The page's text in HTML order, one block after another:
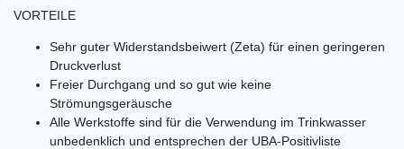
VORTEILE
Sehr guter Widerstandsbeiwert (Zeta) für einen geringeren
Druckverlust
Freier Durchgang und so gut wie keine
Strömungsgeräusche
Alle Werkstoffe sind für die Verwendung im Trinkwasser
unbedenklich und entsprechen der UBA-Positivliste